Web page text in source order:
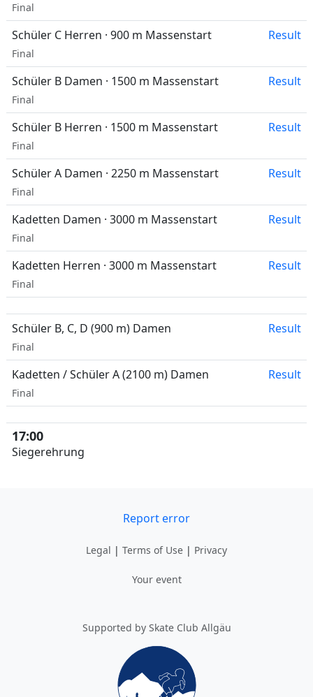
Final
Schüler C Herren · 900 m Massenstart Result
Final
Schüler B Damen · 1500 m Massenstart Result
Final
Schüler B Herren · 1500 m Massenstart Result
Final
Schüler A Damen · 2250 m Massenstart Result
Final
Kadetten Damen · 3000 m Massenstart Result
Final
Kadetten Herren · 3000 m Massenstart Result
Final
Schüler B, C, D (900 m) Damen Result
Final
Kadetten / Schüler A (2100 m) Damen Result
Final
17:00
Siegerehrung
Report error
Legal | Terms of Use | Privacy
Your event
Supported by Skate Club Allgäu